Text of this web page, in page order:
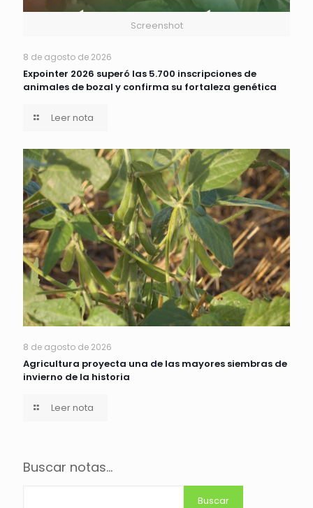
Screenshot
8 de agosto de 2026
Expointer 2026 superó las 5.700 inscripciones de
animales de bozal y confirma su fortaleza genética
Leer nota
8 de agosto de 2026
Agricultura proyecta una de las mayores siembras de
invierno de la historia
Leer nota
Buscar notas...
Buscar